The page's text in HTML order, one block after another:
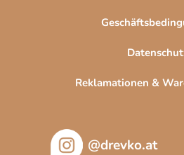
Reklamationen &
@drevko.at